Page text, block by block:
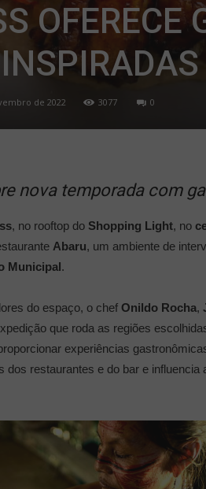
OFERECE
de 2022 3077 0
nova temporada com
, no rooftop do Shopping Light, no
Abaru, um ambiente de
Municipal.
do espaço, o chef Onildo Rocha,
que roda as regiões
experiências
dos restaurantes e do bar e